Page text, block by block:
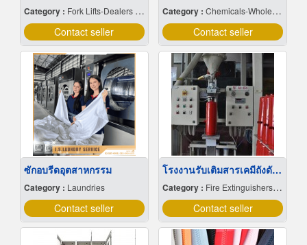
Category : Fork Lifts-Dealers & Service
Contact seller
Category : Chemicals-Wholesale & Manufacturers
Contact seller
ซักอบรีดอุตสาหกรรม
Category : Laundries
Contact seller
โรงงานรับเติมสารเคมีถังดับเพลิง
Category : Fire Extinguishers & Equipment
Contact seller